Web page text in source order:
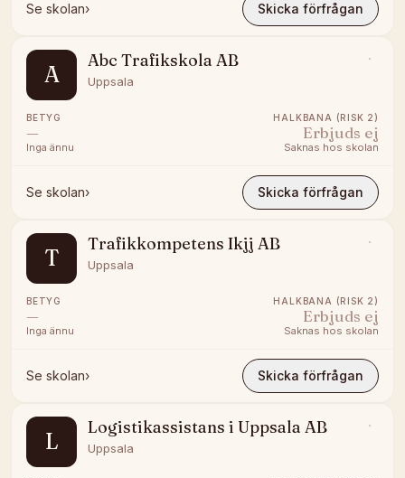
Se skolan› Skicka förfrågan
A
Abc Trafikskola AB
Uppsala
BETYG
—
Inga ännu
HALKBANA (RISK 2)
Erbjuds ej
Saknas hos skolan
Se skolan› Skicka förfrågan
T
Trafikkompetens Ikjj AB
Uppsala
BETYG
—
Inga ännu
HALKBANA (RISK 2)
Erbjuds ej
Saknas hos skolan
Se skolan› Skicka förfrågan
L
Logistikassistans i Uppsala AB
Uppsala